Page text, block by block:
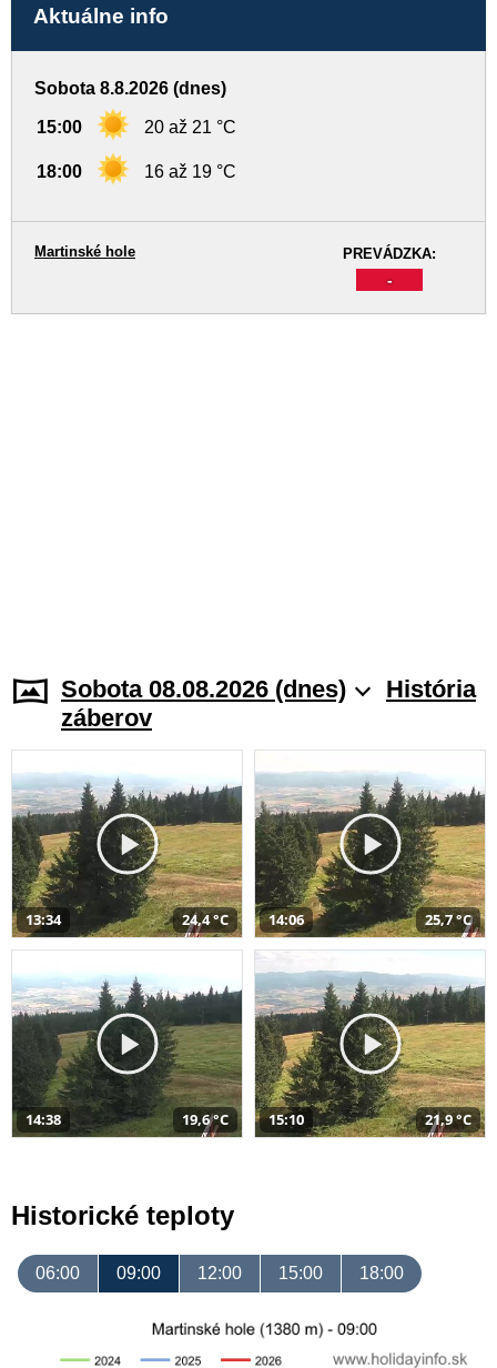
Aktuálne info
Sobota 8.8.2026 (dnes)
15:00 20 až 21 °C
18:00 16 až 19 °C
PREVÁDZKA:
-
Martinské hole
Sobota 08.08.2026 (dnes)
História
záberov
13:34 24,4 °C 14:06 25,7 °C
14:38 19,6 °C 15:10 21,9 °C
Historické teploty
06:00 09:00 12:00 15:00 18:00